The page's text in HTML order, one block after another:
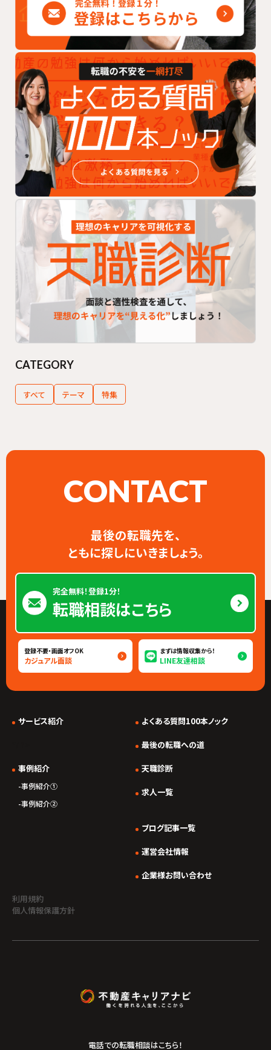
CATEGORY
すべて テーマ 特集
CONTACT
最後の転職先を、
ともに探しにいきましょう。
完全無料！登録1分！
転職相談はこちら
登録不要・画面オフOK
カジュアル面談
まずは情報収集から！
LINE友達相談
サービス紹介
事例紹介
事例紹介①
事例紹介②
よくある質問100本ノック
最後の転職への道
天職診断
求人一覧
ブログ記事一覧
運営会社情報
企業様お問い合わせ
利用規約
個人情報保護方針
電話での転職相談はこちら！